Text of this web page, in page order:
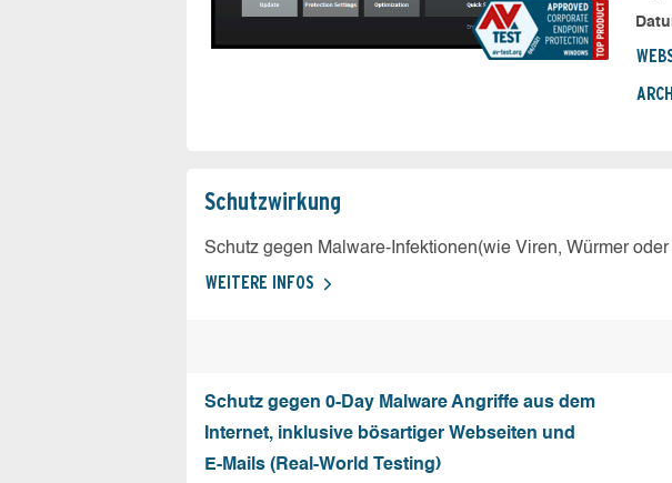
Schutz­wirkung
Schutz gegen Malware-Infektionen(wie Viren, Würmer
WEITERE INFOS
Schutz gegen 0-Day Malware Angriffe aus dem
Internet, inklusive bösartiger Webseiten und
E-Mails (Real-World Testing)